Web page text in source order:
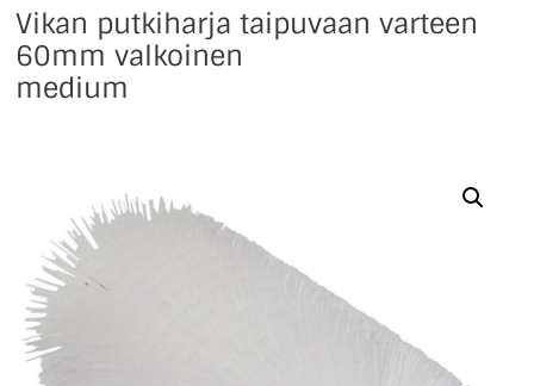
Vikan putkiharja taipuvaan varteen
60mm valkoinen
medium